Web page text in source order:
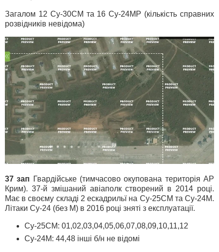
Загалом 12 Су-30СМ та 16 Су-24МР (кількість справних
розвідників невідома)
37 зап Гвардійське (тимчасово окупована територія АР
Крим). 37-й змішаний авіаполк створений в 2014 році.
Має в своєму складі 2 ескадрильї на Су-25СМ та Су-24М.
Літаки Су-24 (без М) в 2016 році зняті з експлуатації.
Су-25СМ: 01,02,03,04,05,06,07,08,09,10,11,12
Су-24М: 44,48 інші б/н не відомі